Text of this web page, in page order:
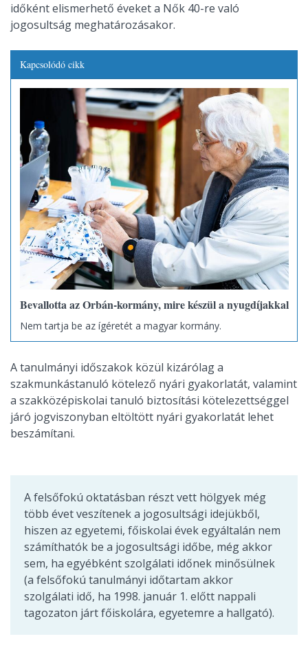
időként elismerhető éveket a Nők 40-re való
jogosultság meghatározásakor.
Kapcsolódó cikk
Bevallotta az Orbán-kormány, mire készül a nyugdíjakkal
Nem tartja be az ígéretét a magyar kormány.
A tanulmányi időszakok közül kizárólag a
szakmunkástanuló kötelező nyári gyakorlatát, valamint
a szakközépiskolai tanuló biztosítási kötelezettséggel
járó jogviszonyban eltöltött nyári gyakorlatát lehet
beszámítani.
A felsőfokú oktatásban részt vett hölgyek még
több évet veszítenek a jogosultsági idejükből,
hiszen az egyetemi, főiskolai évek egyáltalán nem
számíthatók be a jogosultsági időbe, még akkor
sem, ha egyébként szolgálati időnek minősülnek
(a felsőfokú tanulmányi időtartam akkor
szolgálati idő, ha 1998. január 1. előtt nappali
tagozaton járt főiskolára, egyetemre a hallgató).